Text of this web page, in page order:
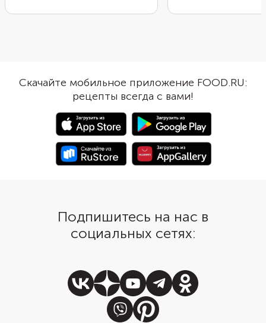
тушенка и соленые огурцы.
А основой для выпечки будет
простое дрожжевое тесто.
Лучше сделать пирожки
небольшой формы и подать их к
чаю, супам и бульонам.
картофельное тесто
получите хорошо
блюдо на новый лад.
теста
для пирожков с
яйцами, тушеной
грибами.
Скачайте мобильное приложение FOOD.RU:
рецепты всегда с вами!
Подпишитесь на нас в
социальных сетях: